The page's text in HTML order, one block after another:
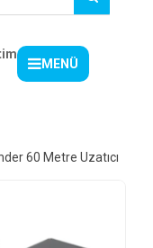
MENÜ
60 Metre Uzatıcı